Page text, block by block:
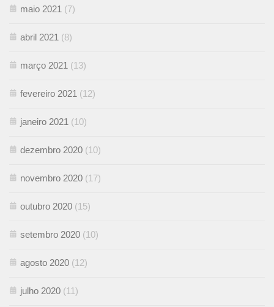
maio 2021 (7)
abril 2021 (8)
março 2021 (13)
fevereiro 2021 (12)
janeiro 2021 (10)
dezembro 2020 (10)
novembro 2020 (17)
outubro 2020 (15)
setembro 2020 (10)
agosto 2020 (12)
julho 2020 (11)